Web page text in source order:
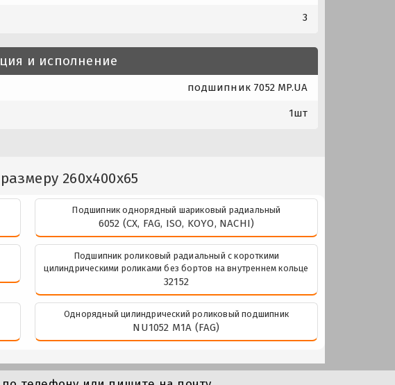
3
и исполнение
подшипник 7052 MP.UA
1шт
260x400x65
Подшипник однорядный шариковый радиальный
6052 (CX, FAG, ISO, KOYO, NACHI)
Подшипник роликовый радиальный с короткими
цилиндрическими роликами без бортов на внутреннем кольце
32152
Однорядный цилиндрический роликовый подшипник
NU1052 M1A (FAG)